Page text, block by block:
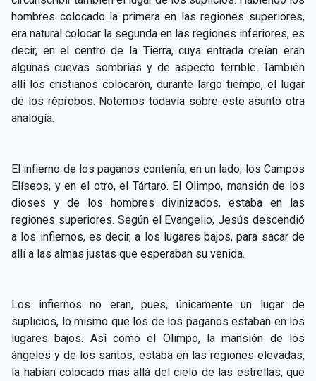
hombres colocado la primera en las regiones superiores,
era natural colocar la segunda en las regiones inferiores, es
decir, en el centro de la Tierra, cuya entrada creían eran
algunas cuevas sombrías y de aspecto terrible. También
allí los cristianos colocaron, durante largo tiempo, el lugar
de los réprobos. Notemos todavía sobre este asunto otra
analogía.
El infierno de los paganos contenía, en un lado, los Campos
Elíseos, y en el otro, el Tártaro. El Olimpo, mansión de los
dioses y de los hombres divinizados, estaba en las
regiones superiores. Según el Evangelio, Jesús descendió
a los infiernos, es decir, a los lugares bajos, para sacar de
allí a las almas justas que esperaban su venida.
Los infiernos no eran, pues, únicamente un lugar de
suplicios, lo mismo que los de los paganos estaban en los
lugares bajos. Así como el Olimpo, la mansión de los
ángeles y de los santos, estaba en las regiones elevadas,
la habían colocado más allá del cielo de las estrellas, que